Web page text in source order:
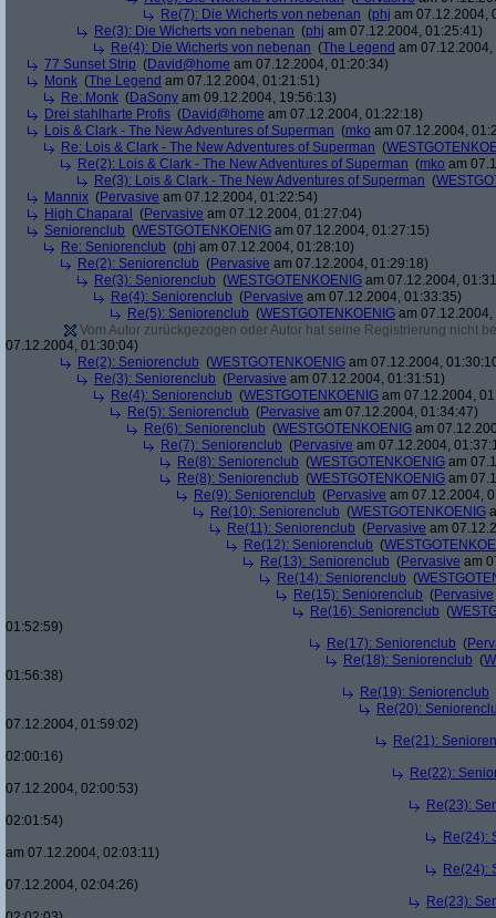
Re(7): Die Wicherts von nebenan (phj am 07.12.2004,
Re(3): Die Wicherts von nebenan (phj am 07.12.2004, 01:25:41)
Re(4): Die Wicherts von nebenan (The Legend am
77 Sunset Strip (David@home am 07.12.2004, 01:20:34)
Monk (The Legend am 07.12.2004, 01:21:51)
Re: Monk (DaSony am 09.12.2004, 19:56:13)
Drei stahlharte Profis (David@home am 07.12.2004, 01:22:18)
Lois & Clark - The New Adventures of Superman (mko am 07.12.2004,
Re: Lois & Clark - The New Adventures of Superman (
Re(2): Lois & Clark - The New Adventures of Superman (mko am
Re(3): Lois & Clark - The New Adventures of Superman (
Mannix (Pervasive am 07.12.2004, 01:22:54)
High Chaparal
(Pervasive am 07.12.2004, 01:27:04)
Seniorenclub (WESTGOTENKOENIG am 07.12.2004, 01:27:15)
Re: Seniorenclub (phj am 07.12.2004, 01:28:10)
Re(2): Seniorenclub (Pervasive am 07.12.2004, 01:29:18)
Re(3): Seniorenclub (WESTGOTENKOENIG am 07.12.2004,
Re(4): Seniorenclub (Pervasive am 07.12.2004, 01:33:35)
Re(5): Seniorenclub (WESTGOTENKOENIG am
Vom Autor zurückgezogen oder Autor hat seine Registrierung nicht
07.12.2004, 01:30:04)
Re(2): Seniorenclub (WESTGOTENKOENIG am 07.12.2004,
Re(3): Seniorenclub (Pervasive am 07.12.2004, 01:31:51)
Re(4): Seniorenclub (WESTGOTENKOENIG am 07.12.2004,
Re(5): Seniorenclub (Pervasive am 07.12.2004, 01:34:47)
Re(6): Seniorenclub (WESTGOTENKOENIG am
Re(7): Seniorenclub (Pervasive am 07.12.2004,
Re(8): Seniorenclub (WESTGOTENKOENIG am
Re(8): Seniorenclub (WESTGOTENKOENIG am
Re(9): Seniorenclub (Pervasive am 07.12.2004,
Re(10): Seniorenclub (WESTGOTENKOENIG
Re(11): Seniorenclub (Pervasive am
Re(12): Seniorenclub (
Re(13): Seniorenclub (Pervasive am
Re(14): Seniorenclub (
Re(15): Seniorenclub (Pervasive
Re(16): Seniorenclub (
01:52:59)
Re(17): Seniorenclub (
Re(18): Seniorenclub (
01:56:38)
Re(19): Seniorenclub
Re(20):
07.12.2004, 01:59:02)
Re(21):
02:00:16)
Re(22):
07.12.2004, 02:00:53)
Re(23):
02:01:54)
Re(24):
am 07.12.2004, 02:03:11)
Re(24):
07.12.2004, 02:04:26)
Re(23):